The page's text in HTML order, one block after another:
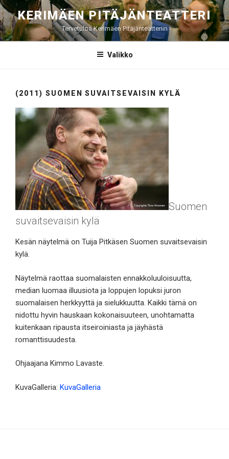
Siirry
sisältöönKERIMÄEN PITÄJÄNTEATTERI
Tervetuloa Kerimäen Pitäjänteatteriin
Valikko
(2011) SUOMEN SUVAITSEVAISIN KYLÄ
Suomen
suvaitsevaisin kylä
Kesän näytelmä on Tuija Pitkäsen Suomen suvaitsevaisin
kylä.
Näytelmä raottaa suomalaisten ennakkoluuloisuutta,
median luomaa illuusiota ja loppujen lopuksi juron
suomalaisen herkkyyttä ja sielukkuutta. Kaikki tämä on
nidottu hyvin hauskaan kokonaisuuteen, unohtamatta
kuitenkaan ripausta itseiroiniasta ja jäyhästä
romanttisuudesta.
Ohjaajana Kimmo Lavaste.
KuvaGalleria: KuvaGalleria